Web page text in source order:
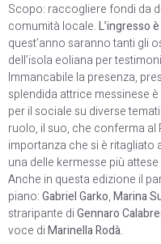
Scopo: raccogliere fondi da
comumità locale.L’ingresso
quest’anno saranno tanti gli
dell’isola eoliana per
Immancabile la presenza,
splendida attrice messinese
per il sociale su diverse
ruolo, il suo, che conferma
importanza che si è ritagliato
una delle kermesse più
Anche in questa edizione il
piano:Gabriel Garko,Marina
straripante diGennaro
voce diMarinella Rodà.